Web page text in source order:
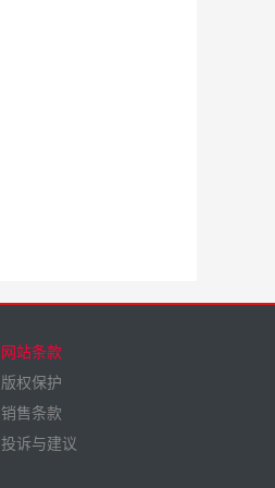
网站条款
版权保护
销售条款
投诉与建议